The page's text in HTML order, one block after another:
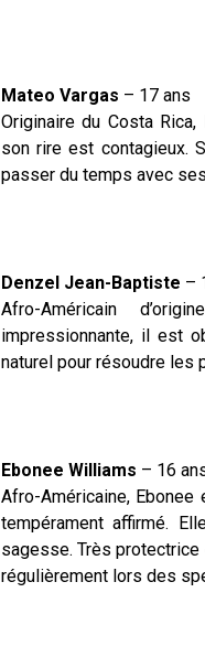
Mateo Vargas – 17 ans
Originaire du Costa
son rire est contagieux.
passer du temps avec
Denzel Jean-Baptiste –
Afro-Américain
impressionnante, il est
naturel pour résoudre les
Ebonee Williams – 16
Afro-Américaine,
tempérament affirmé.
sagesse. Très
régulièrement lors des